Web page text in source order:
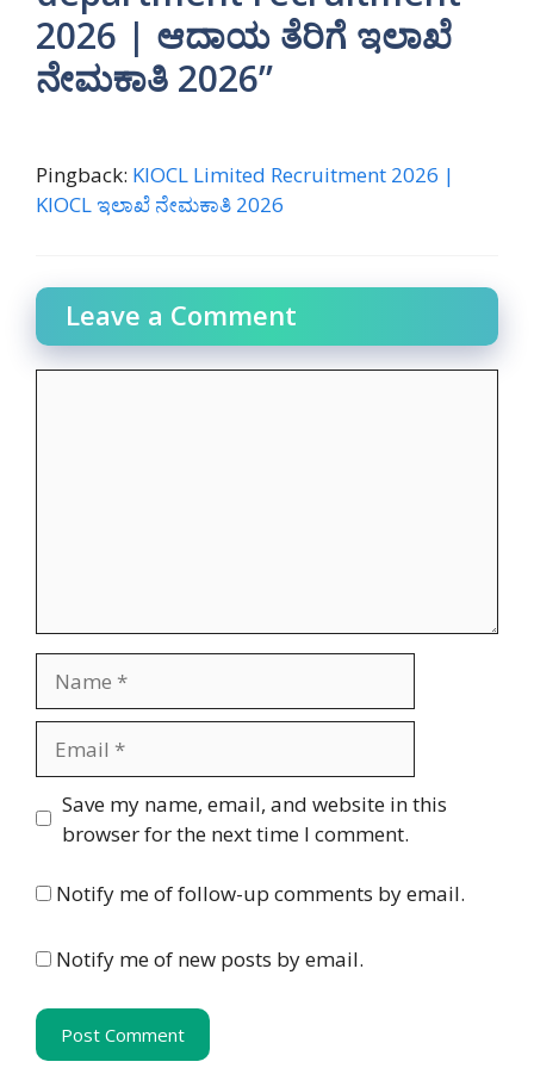
2026 | ಆದಾಯ ತೆರಿಗೆ ಇಲಾಖೆ
ನೇಮಕಾತಿ 2026”
Pingback: KIOCL Limited Recruitment 2026 |
KIOCL ಇಲಾಖೆ ನೇಮಕಾತಿ 2026
Leave a Comment
Website
Save my name, email, and website in this
browser for the next time I comment.
Notify me of follow-up comments by email.
Notify me of new posts by email.